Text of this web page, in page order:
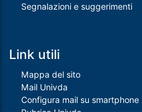
Segnalazioni e suggerimenti
Link utili
Mappa del sito
Mail Univda
Configura mail su smartphone